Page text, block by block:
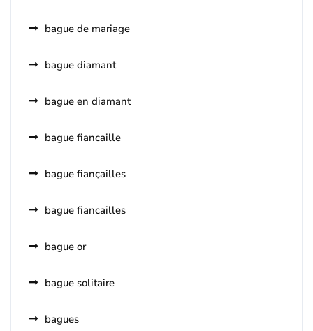
bague de mariage
bague diamant
bague en diamant
bague fiancaille
bague fiançailles
bague fiancailles
bague or
bague solitaire
bagues